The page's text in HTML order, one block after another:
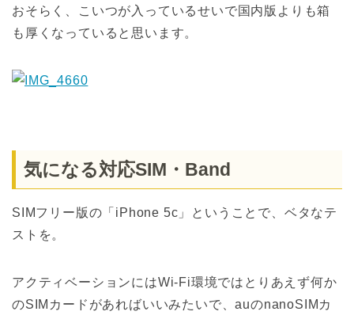
おそらく、こいつが入っているせいで国内版よりも箱
も厚くなっていると思います。
気になる対応SIM・Band
SIMフリー版の「iPhone 5c」ということで、ベタなテ
ストを。
アクティベーションにはWi-Fi環境ではとりあえず何か
のSIMカードがあればいいみたいで、auのnanoSIMカ